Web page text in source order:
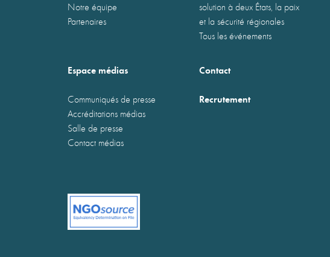
Notre équipe
Partenaires
solution à deux États, la paix
et la sécurité régionales
Tous les événements
Espace médias
Communiqués de presse
Accréditations médias
Salle de presse
Contact médias
Contact
Recrutement